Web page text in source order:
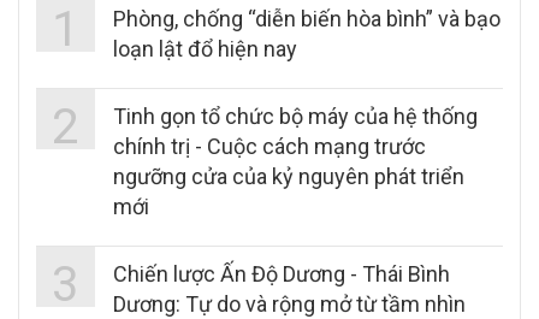
1
Phòng, chống “diễn biến hòa bình” và bạo
loạn lật đổ hiện nay
2
Tinh gọn tổ chức bộ máy của hệ thống
chính trị - Cuộc cách mạng trước
ngưỡng cửa của kỷ nguyên phát triển
mới
3
Chiến lược Ấn Độ Dương - Thái Bình
Dương: Tự do và rộng mở từ tầm nhìn